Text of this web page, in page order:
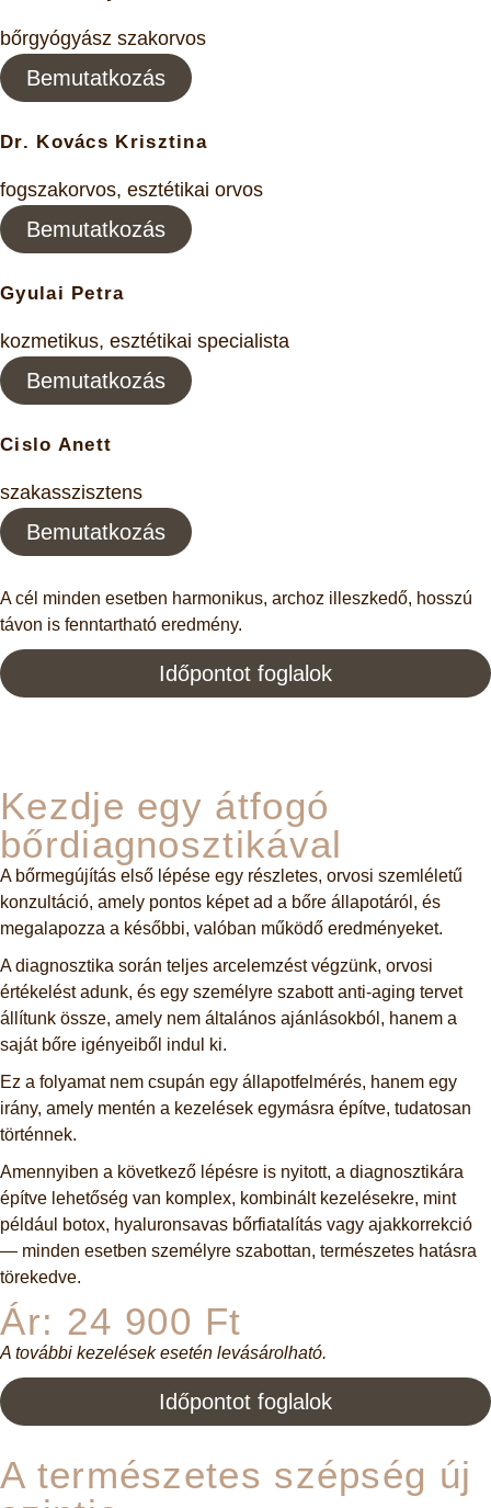
bőrgyógyász szakorvos
Bemutatkozás
Dr. Kovács Krisztina
fogszakorvos, esztétikai orvos
Bemutatkozás
Gyulai Petra
kozmetikus, esztétikai specialista
Bemutatkozás
Cislo Anett
szakasszisztens
Bemutatkozás
A cél minden esetben harmonikus, archoz illeszkedő, hosszú
távon is fenntartható eredmény.
Időpontot foglalok
Kezdje egy átfogó
bőrdiagnosztikával
A bőrmegújítás első lépése egy részletes, orvosi szemléletű
konzultáció, amely pontos képet ad a bőre állapotáról, és
megalapozza a későbbi, valóban működő eredményeket.
A diagnosztika során teljes arcelemzést végzünk, orvosi
értékelést adunk, és egy személyre szabott anti-aging tervet
állítunk össze, amely nem általános ajánlásokból, hanem a
saját bőre igényeiből indul ki.
Ez a folyamat nem csupán egy állapotfelmérés, hanem egy
irány, amely mentén a kezelések egymásra építve, tudatosan
történnek.
Amennyiben a következő lépésre is nyitott, a diagnosztikára
építve lehetőség van komplex, kombinált kezelésekre, mint
például botox, hyaluronsavas bőrfiatalítás vagy ajakkorrekció
— minden esetben személyre szabottan, természetes hatásra
törekedve.
Ár: 24 900 Ft
A további kezelések esetén levásárolható.
Időpontot foglalok
A természetes szépség új